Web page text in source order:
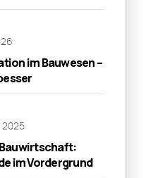
im Bauwesen –
2025
im Vordergrund